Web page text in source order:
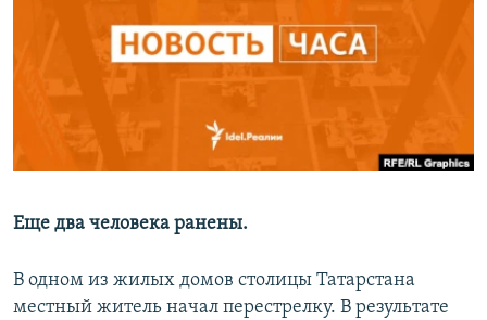
РАСПИСАНИЕ ВЕЩАНИЯ
ПОДПИШИТЕСЬ НА РАССЫЛКУ
СОЦИАЛЬНЫЕ СЕТИ
Все сайты РСЕ/РС
Еще два человека ранены.
В одном из жилых домов столицы Татарстана
местный житель начал перестрелку. В результате